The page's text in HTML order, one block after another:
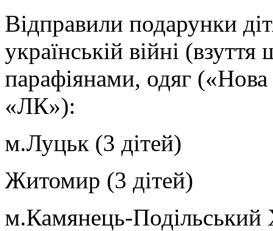
Відправили подарунки
українській війні
парафіянами, одяг
«ЛК»):
м.Луцьк (3 дітей)
Житомир (3 дітей)
м.Камянець-Подільський